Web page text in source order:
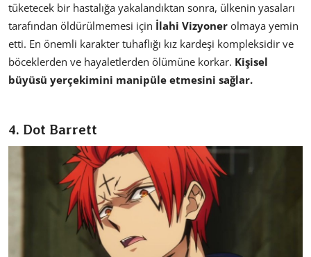
tüketecek bir hastalığa yakalandıktan sonra, ülkenin yasaları
tarafından öldürülmemesi için İlahi Vizyoner olmaya yemin
etti. En önemli karakter tuhaflığı kız kardeşi kompleksidir ve
böceklerden ve hayaletlerden ölümüne korkar. Kişisel
büyüsü yerçekimini manipüle etmesini sağlar.
4. Dot Barrett